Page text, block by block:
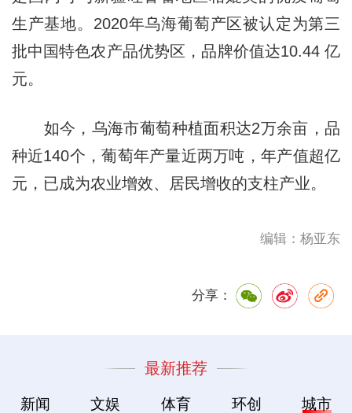
生产基地。2020年乌海葡萄产区被认定为第三
批中国特色农产品优势区，品牌价值达10.44 亿
元。
如今，乌海市葡萄种植面积达2万余亩，品
种近140个，葡萄年产量近两万吨，年产值超亿
元，已成为农业增效、居民增收的支柱产业。
编辑：杨亚东
分享：
最新推荐
新闻 文娱 体育 环创 城市